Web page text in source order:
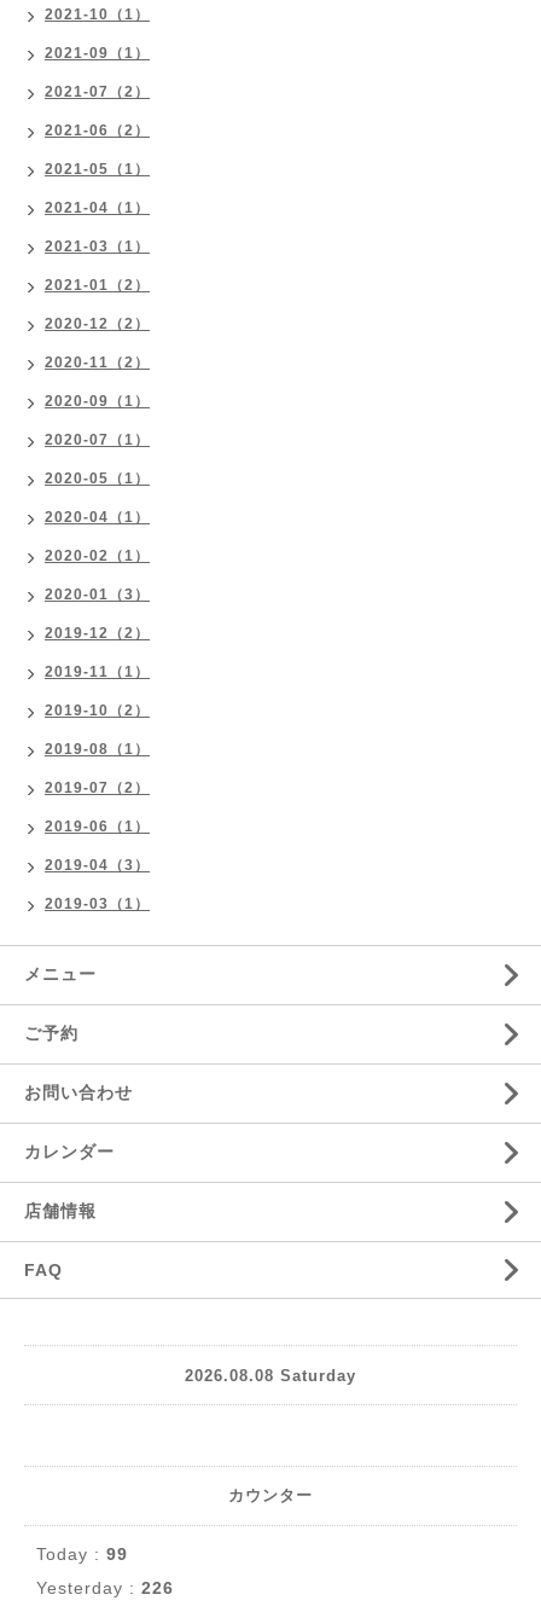
2021-10（1）
2021-09（1）
2021-07（2）
2021-06（2）
2021-05（1）
2021-04（1）
2021-03（1）
2021-01（2）
2020-12（2）
2020-11（2）
2020-09（1）
2020-07（1）
2020-05（1）
2020-04（1）
2020-02（1）
2020-01（3）
2019-12（2）
2019-11（1）
2019-10（2）
2019-08（1）
2019-07（2）
2019-06（1）
2019-04（3）
2019-03（1）
メニュー
ご予約
お問い合わせ
カレンダー
店舗情報
FAQ
2026.08.08 Saturday
カウンター
Today : 99
Yesterday : 226